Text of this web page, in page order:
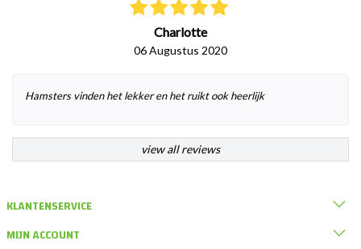
Charlotte
06 Augustus 2020
Hamsters vinden het lekker en het ruikt ook heerlijk
view all reviews
KLANTENSERVICE
MIJN ACCOUNT